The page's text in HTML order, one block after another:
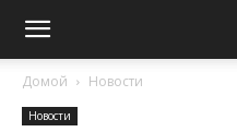
Домой Новости
Новости